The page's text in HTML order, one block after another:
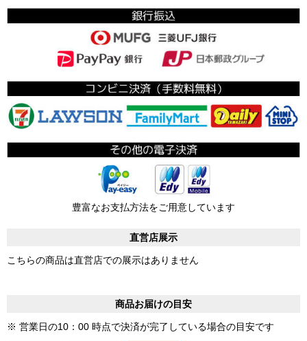
豊富なお支払方法をご用意しています
直営店展示
こちらの商品は直営店での展示はありません
商品お届けの目安
※ 営業日の10：00 時点で決済が完了している場合の目安です